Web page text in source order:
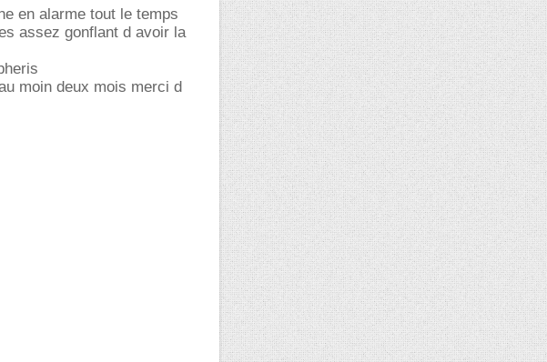
en alarme tout le temps
assez gonflant d avoir la
moin deux mois merci d